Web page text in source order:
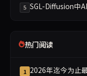
5 SGL-Diffusion中
热门阅读
1 2026年迄今为止